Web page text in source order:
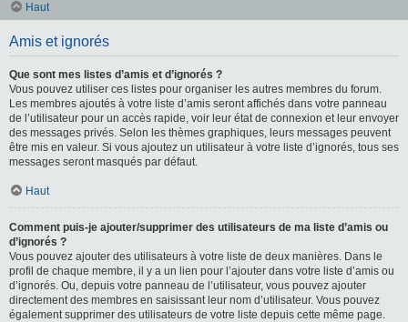
Haut
Amis et ignorés
Que sont mes listes d’amis et d’ignorés ?
Vous pouvez utiliser ces listes pour organiser les autres membres du forum.
Les membres ajoutés à votre liste d’amis seront affichés dans votre panneau
de l’utilisateur pour un accès rapide, voir leur état de connexion et leur envoyer
des messages privés. Selon les thèmes graphiques, leurs messages peuvent
être mis en valeur. Si vous ajoutez un utilisateur à votre liste d’ignorés, tous ses
messages seront masqués par défaut.
Haut
Comment puis-je ajouter/supprimer des utilisateurs de ma liste d’amis ou
d’ignorés ?
Vous pouvez ajouter des utilisateurs à votre liste de deux manières. Dans le
profil de chaque membre, il y a un lien pour l’ajouter dans votre liste d’amis ou
d’ignorés. Ou, depuis votre panneau de l’utilisateur, vous pouvez ajouter
directement des membres en saisissant leur nom d’utilisateur. Vous pouvez
également supprimer des utilisateurs de votre liste depuis cette même page.